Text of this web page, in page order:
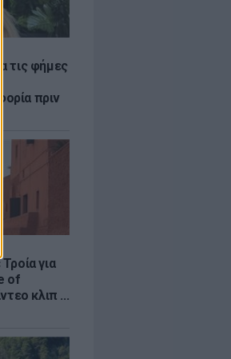
τις φήμες
πριν
για
of
κλιπ ...